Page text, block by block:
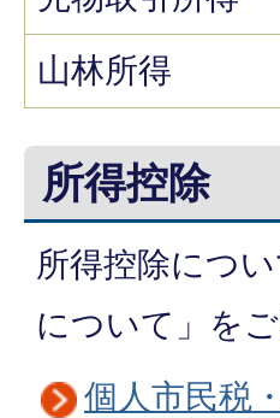
山林所得
所得控除
所得控除につ
について」を
個人市民税